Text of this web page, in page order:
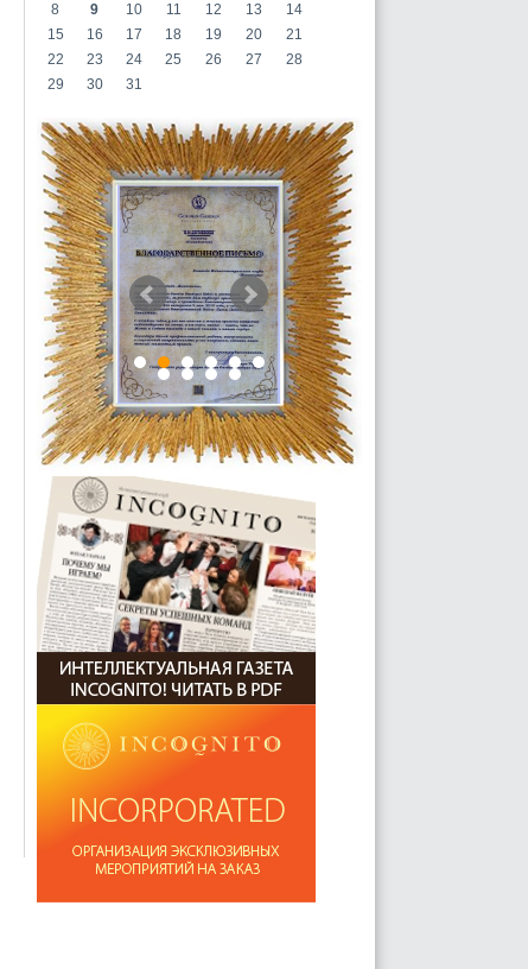
8
9 10 11 12 13
14
15
16 17 18 19 20
21
22
23 24 25 26 27
28
29
30 31